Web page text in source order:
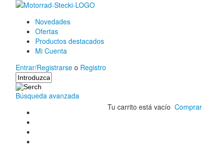
Novedades
Ofertas
Productos destacados
Mi Cuenta
Entrar/Registrarse o Registro
Búsqueda avanzada
Tu carrito está vacío Comprar